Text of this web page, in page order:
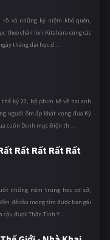
và những kỷ niệm khó quên,
theo chân Iori Kitahara cùng các
tháng đại học đ ...
kỷ 20, bộ phim kể về hai anh
người ôm ấp khát vọng đưa Kỷ
cuốn Danh mục Điện th ...
Rất Rất Rất Rất
những năm trung học cơ sở,
để cầu mong tìm được bạn gái
cậu được Thần Tình Y ...